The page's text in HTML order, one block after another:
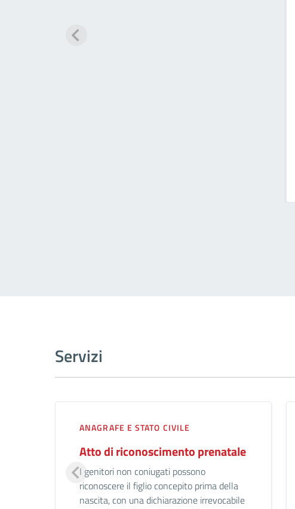
Servizi
ANAGRAFE E STATO CIVILE
Atto di riconoscimento prenatale
I genitori non coniugati possono
riconoscere il figlio concepito prima della
nascita, con una dichiarazione irrevocabile